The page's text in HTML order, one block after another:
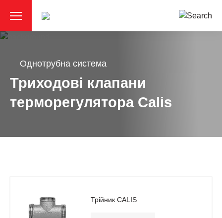
Однотрубна система
Триходові клапани
терморегулятора Calis
Трійник CАLIS